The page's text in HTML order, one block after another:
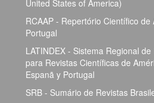
United States of America)
RCAAP - Repertório Científico de
Portugal
LATINDEX - Sistema Regional
para Revistas Científicas de
Espanã y Portugal
SRB - Sumário de Revistas